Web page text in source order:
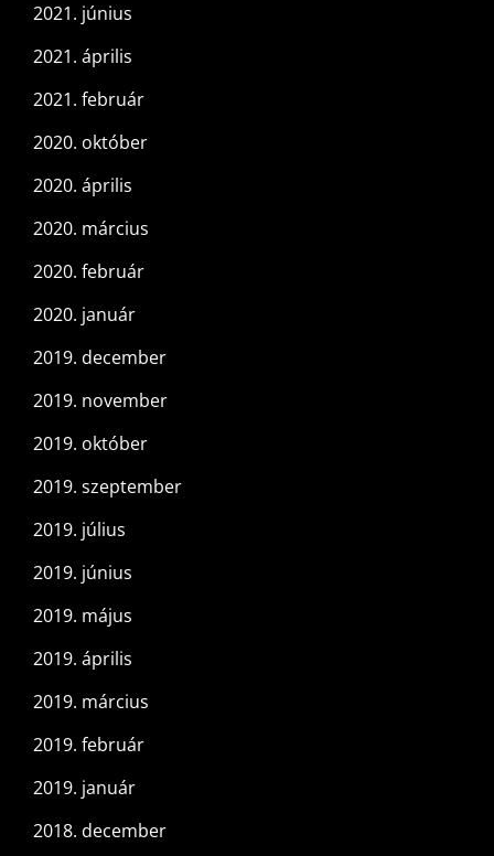
2021. június
2021. április
2021. február
2020. október
2020. április
2020. március
2020. február
2020. január
2019. december
2019. november
2019. október
2019. szeptember
2019. július
2019. június
2019. május
2019. április
2019. március
2019. február
2019. január
2018. december